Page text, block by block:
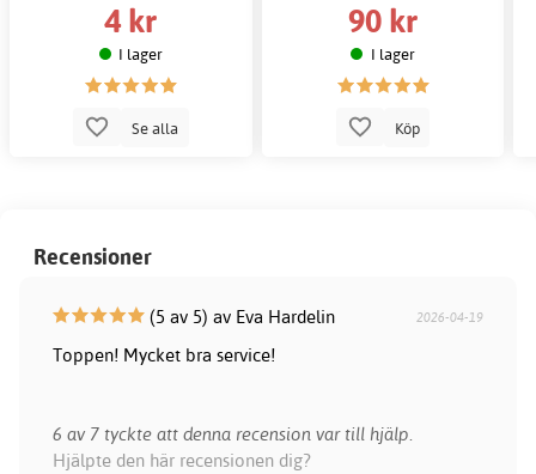
4 kr
I lager
Se alla
90 kr
I lager
Köp
Recensioner
(5 av 5) av Eva Hardelin 2026-04-19
Toppen! Mycket bra service!
6 av 7 tyckte att denna recension var till hjälp.
Hjälpte den här recensionen dig?